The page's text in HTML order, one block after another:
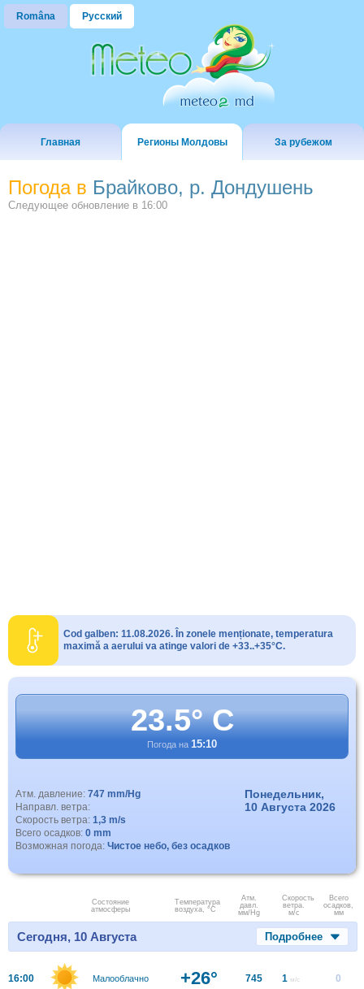
Româna Русский
Главная Регионы Молдовы За рубежом
Погода в Брайково, р. Дондушень
Следующее обновление в 16:00
Cod galben: 11.08.2026. În zonele menționate, temperatura
maximă a aerului va atinge valori de +33..+35°C.
23.5° C
Погода на 15:10
Атм. давление: 747 mm/Hg
Направл. ветра:
Скорость ветра: 1,3 m/s
Всего осадков: 0 mm
Возможная погода: Чистое небо, без осадков
Понедельник,
10 Августа 2026
Состояние
атмосферы
Температура
воздуха, °C
Атм.
давл.
мм/Hg
Скорость
ветра.
м/с
Всего
осадков,
мм
Сегодня, 10 Августа Подробнее
16:00 Малооблачно +26° 745 1 м/с 0